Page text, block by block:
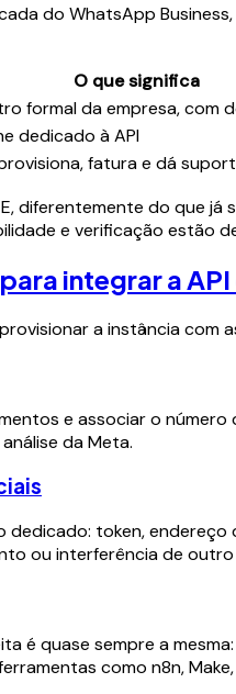
do WhatsApp
O que significa
formal da empresa, com
dedicado à API
fatura e dá
diferentemente do que
e verificação estão
integrar a
a instância
e associar o
da Meta.
token,
ou interferência de outro
é quase sempre a
como n8n,